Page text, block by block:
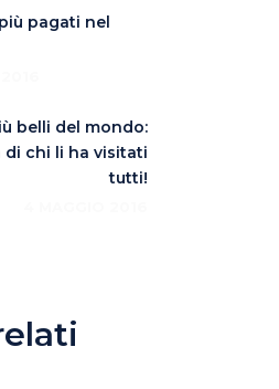
pagati nel
belli del mondo:
di chi li ha visitati
tutti!